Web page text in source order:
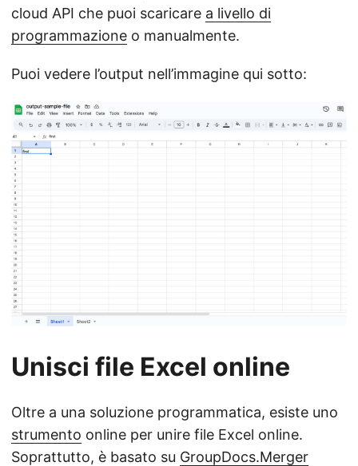
cloud API che puoi scaricare a livello di
programmazione o manualmente.
Puoi vedere l’output nell’immagine qui sotto:
Unisci file Excel online
Oltre a una soluzione programmatica, esiste uno
strumento online per unire file Excel online.
Soprattutto, è basato su GroupDocs.Merger